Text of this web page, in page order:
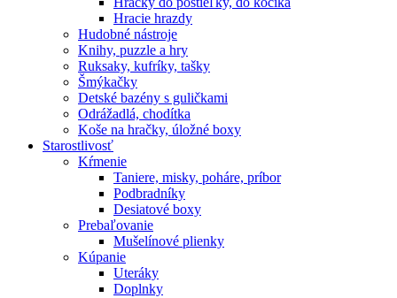
Hracie hrazdy
Hudobné nástroje
Knihy, puzzle a hry
Ruksaky, kufríky, tašky
Šmýkačky
Detské bazény s guličkami
Odrážadlá, chodítka
Koše na hračky, úložné boxy
Starostlivosť
Kŕmenie
Taniere, misky, poháre, príbor
Podbradníky
Desiatové boxy
Prebaľovanie
Mušelínové plienky
Kúpanie
Uteráky
Doplnky